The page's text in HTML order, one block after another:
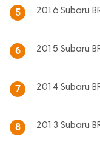
5 2016 Subaru
6 2015 Subaru
7 2014 Subaru
8 2013 Subaru